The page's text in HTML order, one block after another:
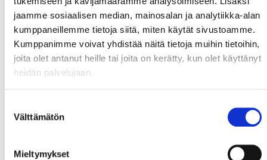
jaamme sosiaalisen median, mainosalan ja analytiikka-alan
kumppaneillemme tietoja siitä, miten käytät sivustoamme.
Kumppanimme voivat yhdistää näitä tietoja muihin tietoihin,
joita olet antanut heille tai joita on kerätty, kun olet käyttänyt
heidän palvelujaan.
valinta
Välttämätön
Mieltymykset
Kaasuletku pikaliittimellä
Kärry
Kone huollettu ja validoitu 9.4.2026.